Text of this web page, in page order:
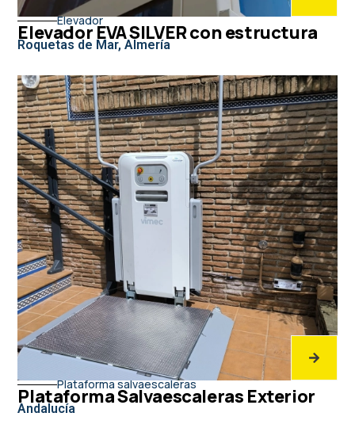
Elevador
Elevador EVA SILVER con estructura
Roquetas de Mar, Almería
Plataforma salvaescaleras
Plataforma Salvaescaleras Exterior
Andalucía